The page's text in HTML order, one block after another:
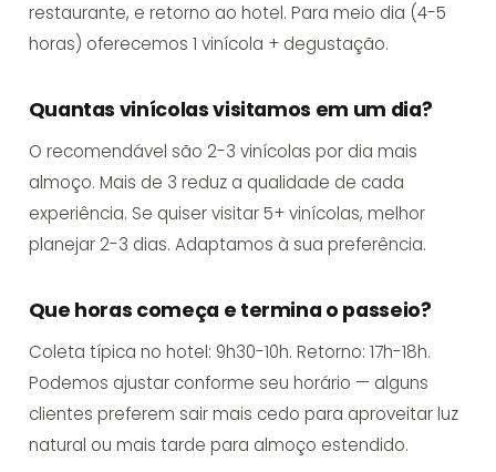
restaurante, e retorno ao hotel. Para meio dia (4-5
horas) oferecemos 1 vinícola + degustação.
Quantas vinícolas visitamos em um dia?
O recomendável são 2-3 vinícolas por dia mais
almoço. Mais de 3 reduz a qualidade de cada
experiência. Se quiser visitar 5+ vinícolas, melhor
planejar 2-3 dias. Adaptamos à sua preferência.
Que horas começa e termina o passeio?
Coleta típica no hotel: 9h30-10h. Retorno: 17h-18h.
Podemos ajustar conforme seu horário — alguns
clientes preferem sair mais cedo para aproveitar luz
natural ou mais tarde para almoço estendido.